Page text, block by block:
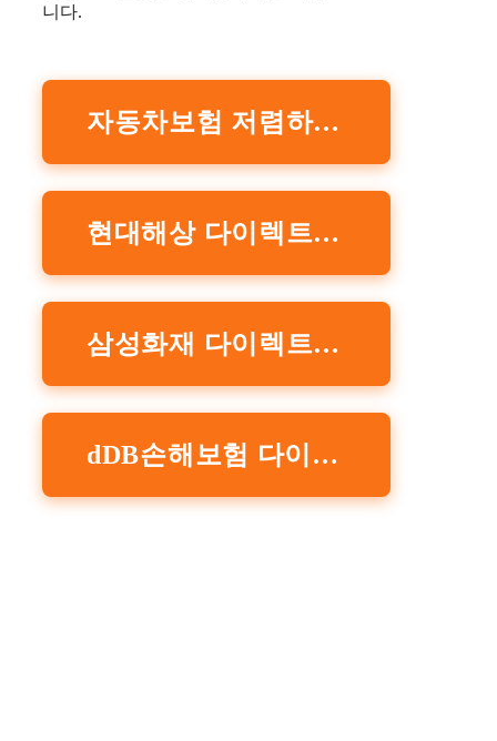
니다.
자동차보험 저렴하게 가입하는 방법
현대해상 다이렉트 계산 홈페이지 바로가기
삼성화재 다이렉트 홈페이지 바로가기
dDB손해보험 다이렉트 홈페이지 바로가기